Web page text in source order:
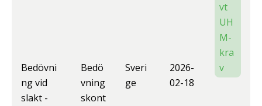
Bedövni
ng vid
slakt -
Bedö
vning
skont
Sveri
ge
2026-
02-18
vt
UH
M-
kra
v